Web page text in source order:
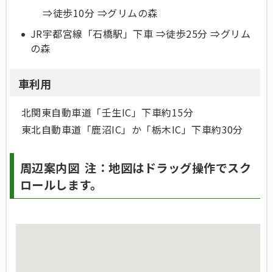
⇒徒歩10分 ⇒グリムの森
JR宇都宮線「石橋駅」下車 ⇒徒歩25分 ⇒グリム
の森
車利用
北関東自動車道「壬生IC」下車約15分
東北自動車道「鹿沼IC」か「栃木IC」下車約30分
周辺案内図 注：地図はドラッグ操作でスク
ロールします。